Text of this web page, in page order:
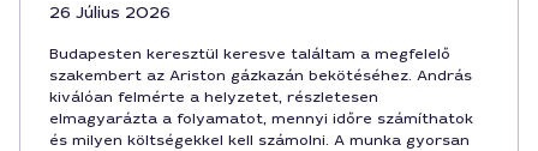
26 Július 2026
Budapesten keresztül keresve találtam a megfelelő
szakembert az Ariston gázkazán bekötéséhez. András
kiválóan felmérte a helyzetet, részletesen
elmagyarázta a folyamatot, mennyi időre számíthatok
és milyen költségekkel kell számolni. A munka gyorsan